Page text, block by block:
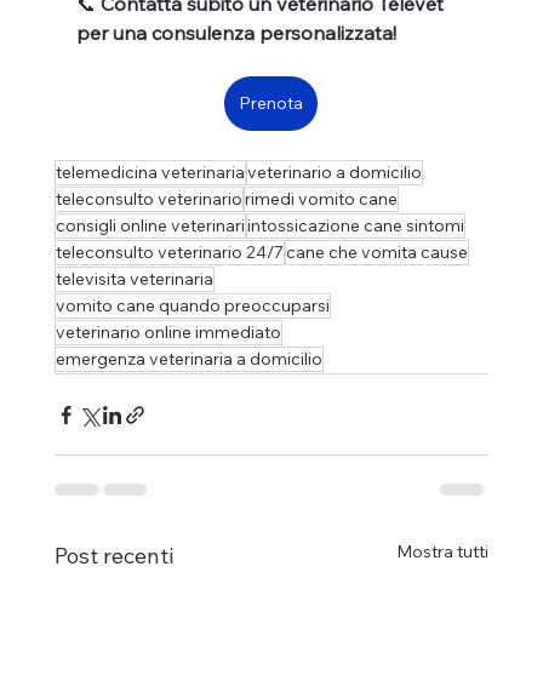
per una consulenza personalizzata!
Prenota
telemedicina veterinariaveterinario a domicilio
teleconsulto veterinariorimedi vomito cane
consigli online veterinariintossicazione cane sintomi
teleconsulto veterinario 24/7cane che vomita cause
televisita veterinaria
vomito cane quando preoccuparsi
veterinario online immediato
emergenza veterinaria a domicilio
Post recenti Mostra tutti